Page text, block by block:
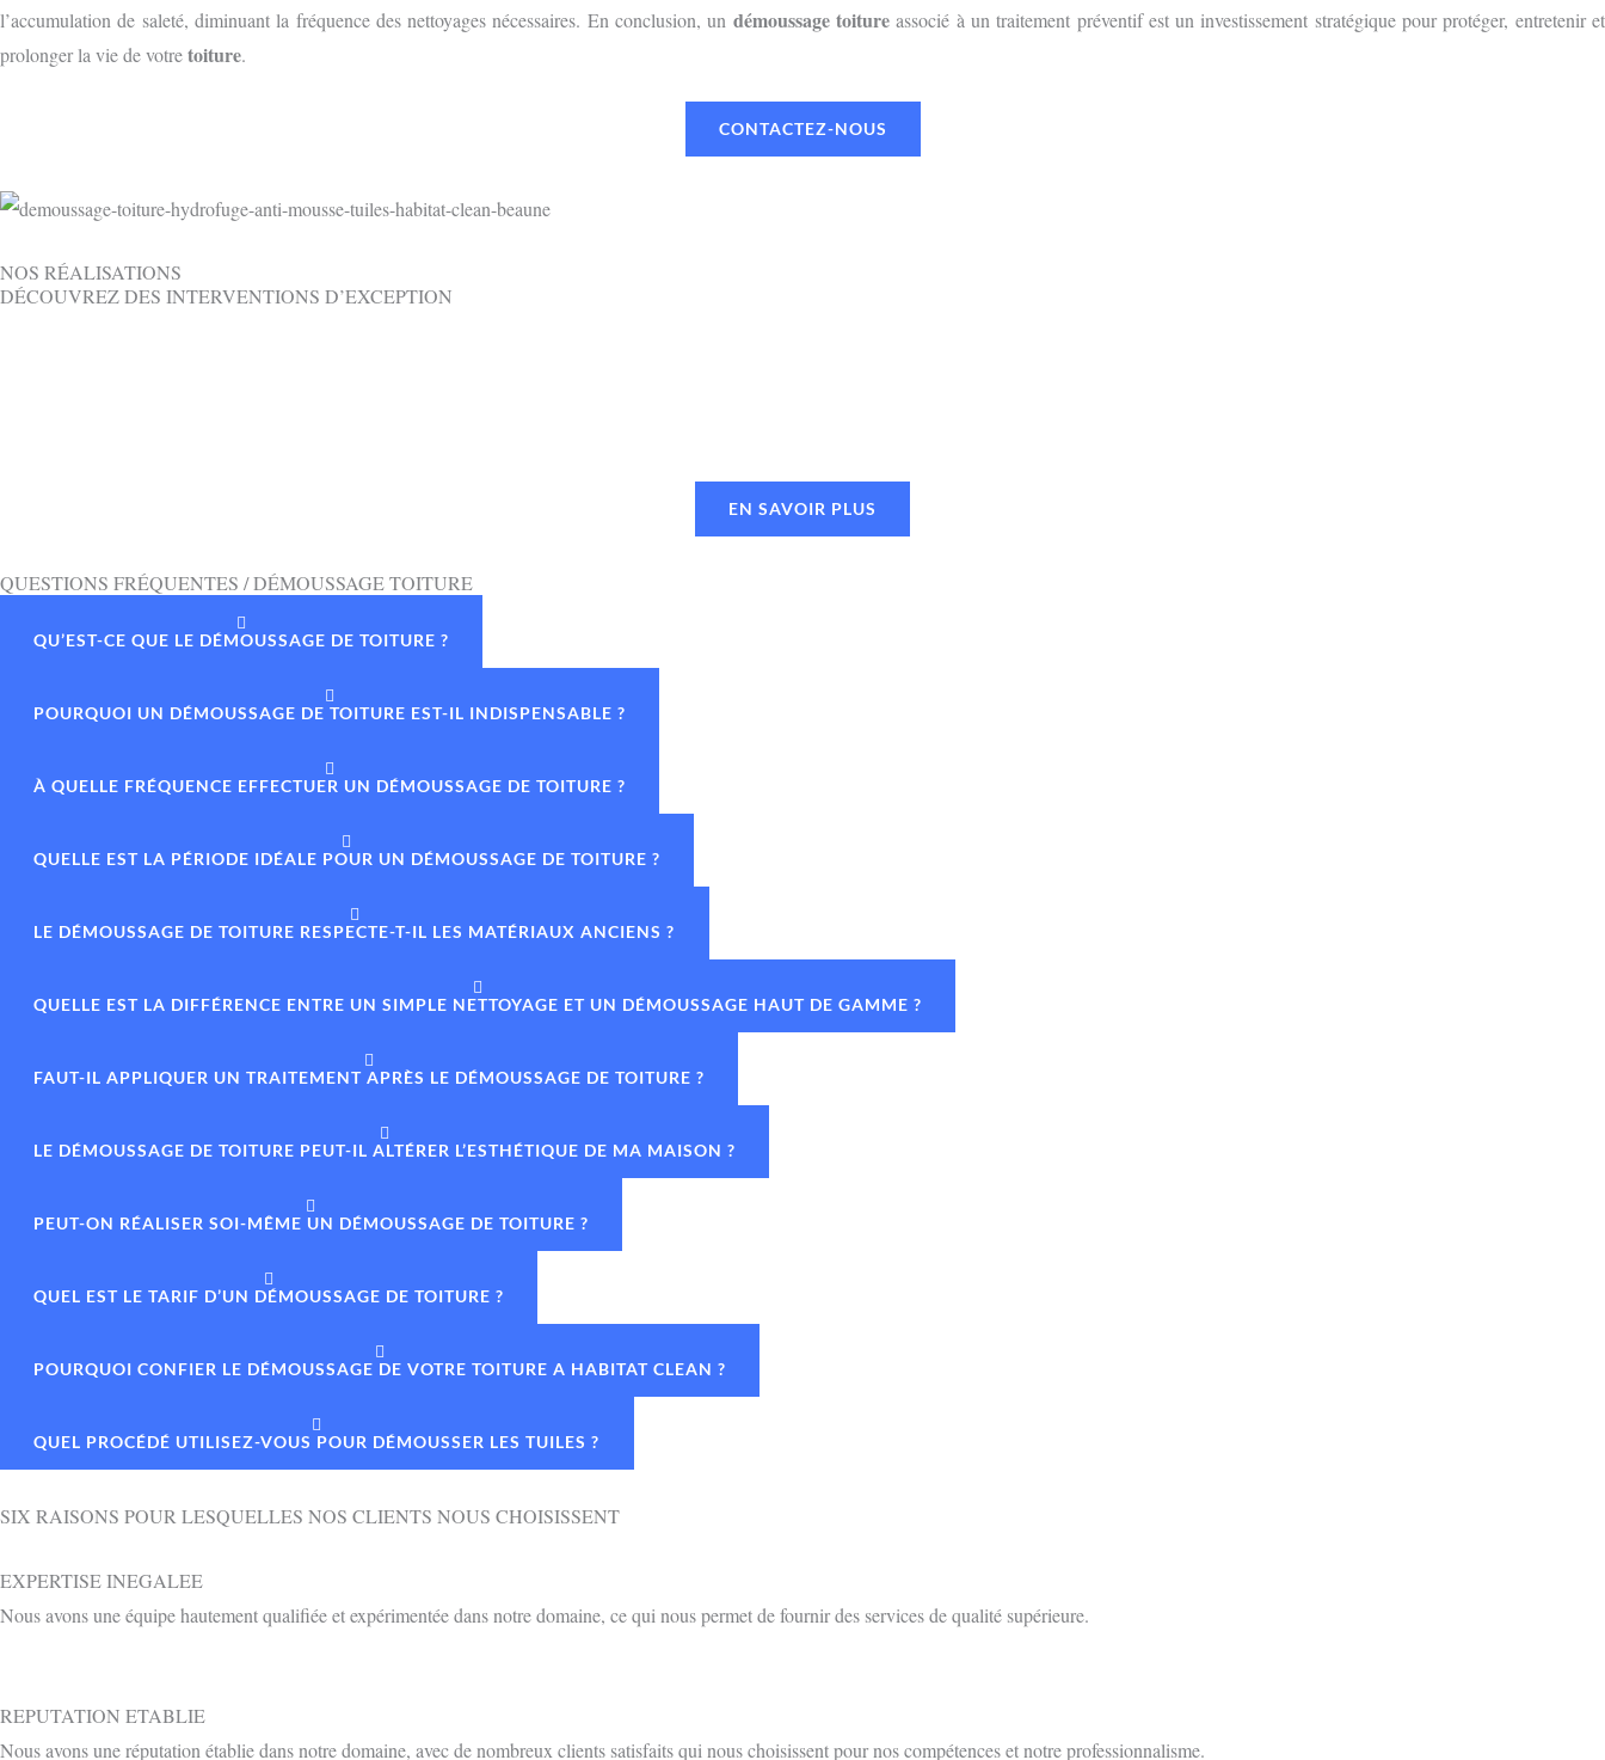
l’accumulation de saleté, diminuant la fréquence des nettoyages nécessaires. En conclusion, un démoussage toiture associé à un traitement préventif est un investissement stratégique pour protéger, entretenir et
prolonger la vie de votretoiture.
CONTACTEZ-NOUS
NOS RÉALISATIONS
DÉCOUVREZ DES INTERVENTIONS D’EXCEPTION
EN SAVOIR PLUS
QUESTIONS FRÉQUENTES / DÉMOUSSAGE TOITURE
QU’EST-CE QUE LE DÉMOUSSAGE DE TOITURE ?
POURQUOI UN DÉMOUSSAGE DE TOITURE EST-IL INDISPENSABLE ?
À QUELLE FRÉQUENCE EFFECTUER UN DÉMOUSSAGE DE TOITURE ?
QUELLE EST LA PÉRIODE IDÉALE POUR UN DÉMOUSSAGE DE TOITURE ?
LE DÉMOUSSAGE DE TOITURE RESPECTE-T-IL LES MATÉRIAUX ANCIENS ?
QUELLE EST LA DIFFÉRENCE ENTRE UN SIMPLE NETTOYAGE ET UN DÉMOUSSAGE HAUT DE GAMME ?
FAUT-IL APPLIQUER UN TRAITEMENT APRÈS LE DÉMOUSSAGE DE TOITURE ?
LE DÉMOUSSAGE DE TOITURE PEUT-IL ALTÉRER L’ESTHÉTIQUE DE MA MAISON ?
PEUT-ON RÉALISER SOI-MÊME UN DÉMOUSSAGE DE TOITURE ?
QUEL EST LE TARIF D’UN DÉMOUSSAGE DE TOITURE ?
POURQUOI CONFIER LE DÉMOUSSAGE DE VOTRE TOITURE A HABITAT CLEAN ?
QUEL PROCÉDÉ UTILISEZ-VOUS POUR DÉMOUSSER LES TUILES ?
SIX RAISONS POUR LESQUELLES NOS CLIENTS NOUS CHOISISSENT
EXPERTISE INEGALEE
Nous avons une équipe hautement qualifiée et expérimentée dans notre domaine, ce qui nous permet de fournir des services de qualité supérieure.
REPUTATION ETABLIE
Nous avons une réputation établie dans notre domaine, avec de nombreux clients satisfaits qui nous choisissent pour nos compétences et notre professionnalisme.